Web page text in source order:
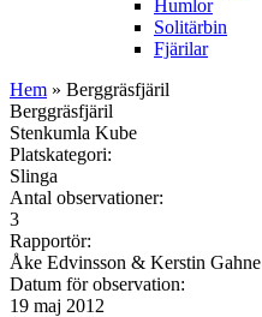
Humlor
Solitärbin
Fjärilar
Hem » Berggräsfjäril
Berggräsfjäril
Stenkumla Kube
Platskategori:
Slinga
Antal observationer:
3
Rapportör:
Åke Edvinsson & Kerstin Gahne
Datum för observation:
19 maj 2012